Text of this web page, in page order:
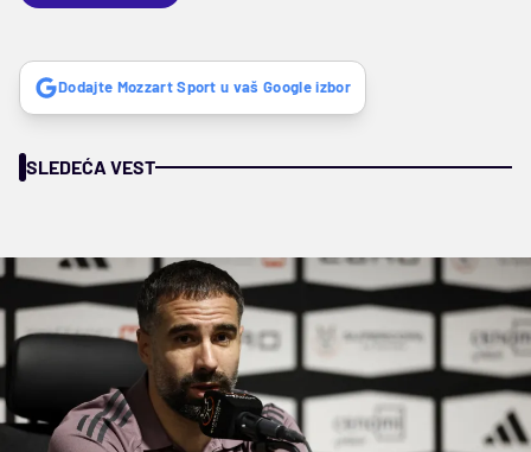
Dodajte Mozzart Sport u vaš Google izbor
SLEDEĆA VEST